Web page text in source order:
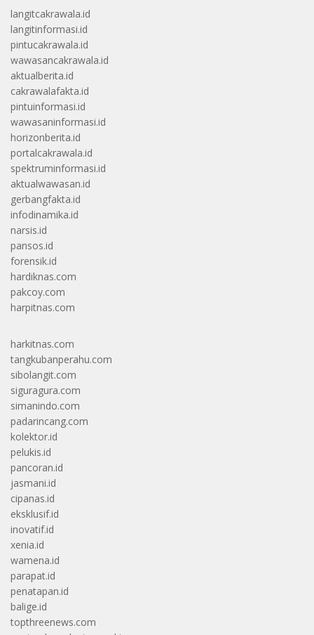
langitcakrawala.id
langitinformasi.id
pintucakrawala.id
wawasancakrawala.id
aktualberita.id
cakrawalafakta.id
pintuinformasi.id
wawasaninformasi.id
horizonberita.id
portalcakrawala.id
spektruminformasi.id
aktualwawasan.id
gerbangfakta.id
infodinamika.id
narsis.id
pansos.id
forensik.id
hardiknas.com
pakcoy.com
harpitnas.com
harkitnas.com
tangkubanperahu.com
sibolangit.com
siguragura.com
simanindo.com
padarincang.com
kolektor.id
pelukis.id
pancoran.id
jasmani.id
cipanas.id
eksklusif.id
inovatif.id
xenia.id
wamena.id
parapat.id
penatapan.id
balige.id
topthreenews.com